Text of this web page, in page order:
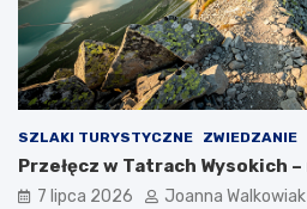
SZLAKI TURYSTYCZNE ZWIEDZANIE
Przełęcz w Tatrach Wysokich
7 lipca 2026 Joanna Walkowiak